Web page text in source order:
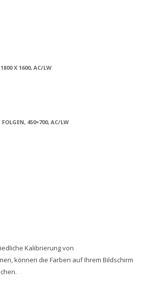
X 1600, AC/LW
450×700, AC/LW
Kalibrierung von
können die Farben auf Ihrem Bildschirm